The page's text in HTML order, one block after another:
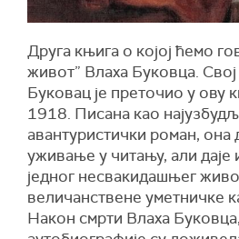
Друга књига о којој ћемо
живот” Влаха Буковца.
Буковац је преточио у ову
1918. Писана као
авантуристички роман, она
уживање у читању, али даје
једног несвакидашњег
величанствене уметничке
Након смрти Влаха